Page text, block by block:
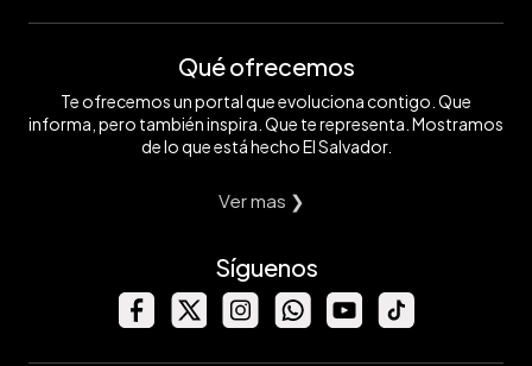
Qué ofrecemos
Te ofrecemos un portal que evoluciona contigo. Que
informa, pero también inspira. Que te representa. Mostramos
de lo que está hecho El Salvador.
Ver mas ❯
Síguenos